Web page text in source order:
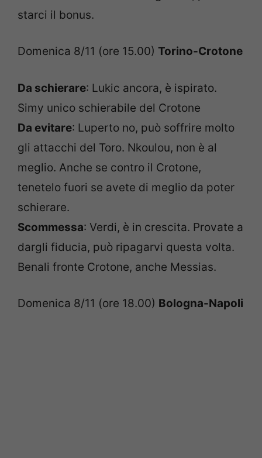
starci il bonus.
Domenica 8/11 (ore 15.00) Torino-Crotone
Da schierare: Lukic ancora, è ispirato.
Simy unico schierabile del Crotone
Da evitare: Luperto no, può soffrire molto
gli attacchi del Toro. Nkoulou, non è al
meglio. Anche se contro il Crotone,
tenetelo fuori se avete di meglio da poter
schierare.
Scommessa: Verdi, è in crescita. Provate a
dargli fiducia, può ripagarvi questa volta.
Benali fronte Crotone, anche Messias.
Domenica 8/11 (ore 18.00) Bologna-Napoli